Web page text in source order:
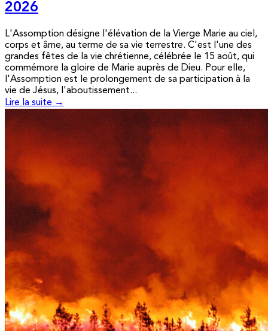
2026
L'Assomption désigne l'élévation de la Vierge Marie au ciel,
corps et âme, au terme de sa vie terrestre. C'est l'une des
grandes fêtes de la vie chrétienne, célébrée le 15 août, qui
commémore la gloire de Marie auprès de Dieu. Pour elle,
l'Assomption est le prolongement de sa participation à la
vie de Jésus, l'aboutissement...
Lire la suite →